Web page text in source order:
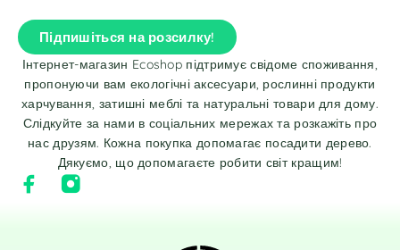
Підпишіться на розсилку!
Інтернет-магазин Ecoshop підтримує свідоме споживання,
пропонуючи вам екологічні аксесуари, рослинні продукти
харчування, затишні меблі та натуральні товари для дому.
Слідкуйте за нами в соціальних мережах та розкажіть про
нас друзям. Кожна покупка допомагає посадити дерево.
Дякуємо, що допомагаєте робити світ кращим!